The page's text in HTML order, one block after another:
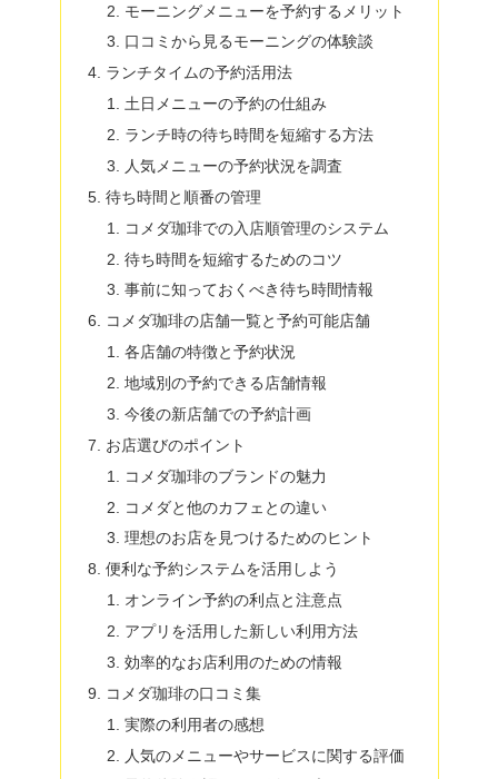
モーニングメニューを予約するメリット
口コミから見るモーニングの体験談
ランチタイムの予約活用法
土日メニューの予約の仕組み
ランチ時の待ち時間を短縮する方法
人気メニューの予約状況を調査
待ち時間と順番の管理
コメダ珈琲での入店順管理のシステム
待ち時間を短縮するためのコツ
事前に知っておくべき待ち時間情報
コメダ珈琲の店舗一覧と予約可能店舗
各店舗の特徴と予約状況
地域別の予約できる店舗情報
今後の新店舗での予約計画
お店選びのポイント
コメダ珈琲のブランドの魅力
コメダと他のカフェとの違い
理想のお店を見つけるためのヒント
便利な予約システムを活用しよう
オンライン予約の利点と注意点
アプリを活用した新しい利用方法
効率的なお店利用のための情報
コメダ珈琲の口コミ集
実際の利用者の感想
人気のメニューやサービスに関する評価